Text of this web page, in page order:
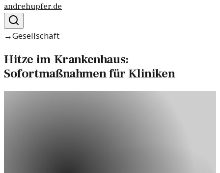
andrehupfer.de
→Gesellschaft
Hitze im Krankenhaus:
Sofortmaßnahmen für Kliniken